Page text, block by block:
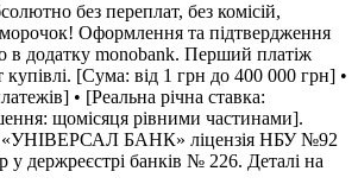
без переплат, без комісій,
Оформлення та підтвердження
в додатку monobank. Перший платіж
[Сума: від 1 грн до 400 000 грн] •
• [Реальна річна ставка:
щомісяця рівними частинами].
«УНІВЕРСАЛ БАНК» ліцензія НБУ №92
у держреєстрі банків № 226. Деталі на